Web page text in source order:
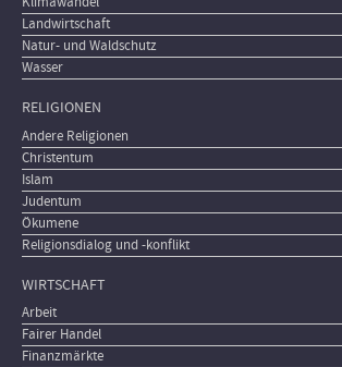
Landwirtschaft
Natur- und Waldschutz
Wasser
RELIGIONEN
Andere Religionen
Christentum
Islam
Judentum
Ökumene
Religionsdialog und -konflikt
WIRTSCHAFT
Arbeit
Fairer Handel
Finanzmärkte